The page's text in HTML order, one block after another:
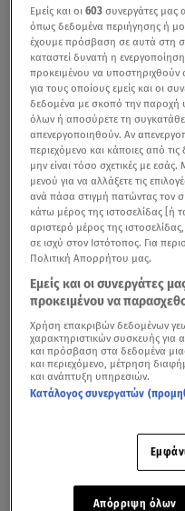
Έχετε βαρεθεί τις
θέλετε να φορέσετε
οποίο θα δημιουργήσετε
αγοράσετε κάποια;
Εμείς και οι603 συνεργάτες
όπως δεδομένα περιήγησης ή
έχουμε πρόσβαση σε αυτά στη
καταστεί δυνατή η
προκειμένου να υποστηριχθούν
για τους οποίους εμείς και οι
δεδομένα με σκοπό την παροχή
όλων ή αποσύρετε τη
απενεργοποιηθούν. Αν
περιεχόμενο και κάποιες από τις
μην είναι τόσο σχετικές με
μενού για να αλλάξετε τις
ανά πάσα στιγμή πατώντας τον
κάτω μέρος της ιστοσελίδας [ή
αριστερό μέρος της
σε ισχύ στον Ιστότοπος. Για
Πολιτική Απορρήτου μας.
Εμείς και οι συνεργάτες
προκειμένου να
Χρήση επακριβών δεδομένων
χαρακτηριστικών συσκευής
και πρόσβαση στα δεδομένα
και περιεχόμενο, μέτρηση
και ανάπτυξη υπηρεσιών.
Κατάλογος συνεργατών
Απόρριψη όλων